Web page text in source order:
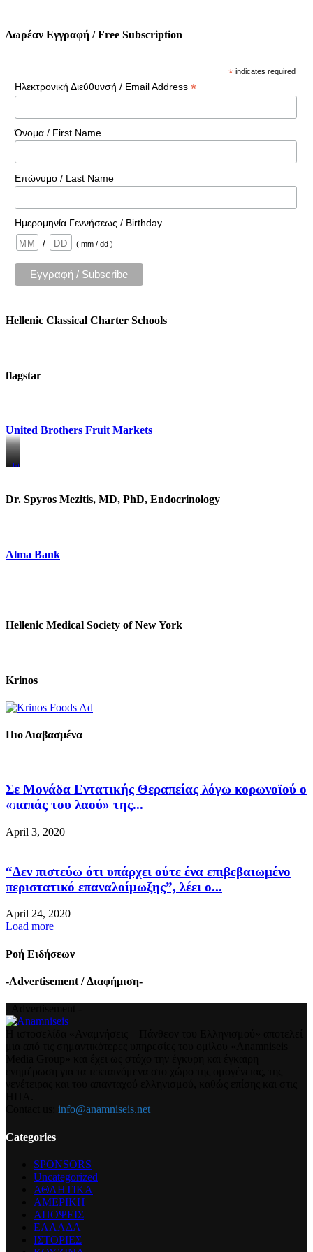
Δωρέαν Εγγραφή / Free Subscription
* indicates required
Ηλεκτρονική Διεύθυνσή / Email Address *
Όνομα / First Name
Επώνυμο / Last Name
Ημερομηνία Γεννήσεως / Birthday
/
( mm / dd )
Hellenic Classical Charter Schools
flagstar
United Brothers Fruit Markets
https://www.unitedbrothersfruitmarkets.com/
https://www.unitedbrothersfruitmarkets.com/
Dr. Spyros Mezitis, MD, PhD, Endocrinology
Alma Bank
Hellenic Medical Society of New York
Krinos
Πιο Διαβασμένα
Σε Μονάδα Εντατικής Θεραπείας λόγω κορωνοϊού ο
«παπάς του λαού» της...
April 3, 2020
“Δεν πιστεύω ότι υπάρχει ούτε ένα επιβεβαιωμένο
περιστατικό επαναλοίμωξης”, λέει ο...
April 24, 2020
Load more
Ροή Ειδήσεων
-Advertisement / Διαφήμιση-
info@anamniseis.net
Categories
SPONSORS
Uncategorized
ΑΘΛΗΤΙΚΑ
ΑΜΕΡΙΚΗ
ΑΠΟΨΕΙΣ
ΕΛΛΑΔΑ
ΙΣΤΟΡΙΕΣ